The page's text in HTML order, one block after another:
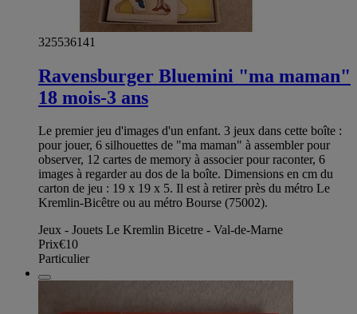
325536141
Ravensburger Bluemini "ma maman"
18 mois-3 ans
Le premier jeu d'images d'un enfant. 3 jeux dans cette boîte :
pour jouer, 6 silhouettes de "ma maman" à assembler pour
observer, 12 cartes de memory à associer pour raconter, 6
images à regarder au dos de la boîte. Dimensions en cm du
carton de jeu : 19 x 19 x 5. Il est à retirer près du métro Le
Kremlin-Bicêtre ou au métro Bourse (75002).
Jeux - Jouets Le Kremlin Bicetre - Val-de-Marne
Prix€10
Particulier